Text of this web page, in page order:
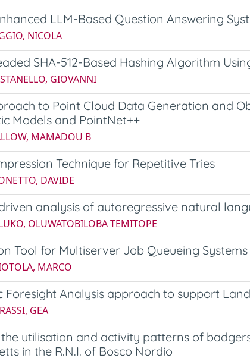
LLM-Based Question Answering
NICOLA
SHA-512-Based Hashing Algorithm
GIOVANNI
to Point Cloud Data Generation and
Models and PointNet++
MAMADOU B
Technique for Repetitive Tries
DAVIDE
analysis of autoregressive natural
OLUWATOBILOBA TEMITOPE
Tool for Multiserver Job Queueing Systems
MARCO
Foresight Analysis approach to support
GEA
utilisation and activity patterns of
in the R.N.I. of Bosco Nordio